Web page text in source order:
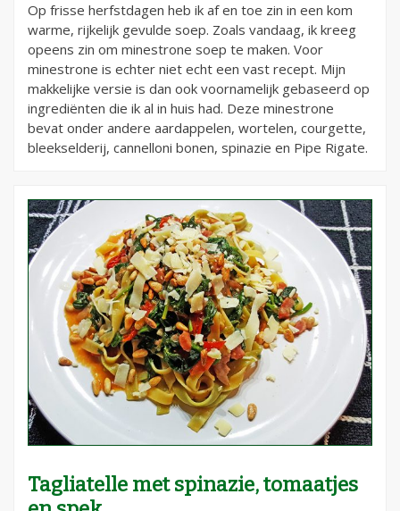
Op frisse herfstdagen heb ik af en toe zin in een kom
warme, rijkelijk gevulde soep. Zoals vandaag, ik kreeg
opeens zin om minestrone soep te maken. Voor
minestrone is echter niet echt een vast recept. Mijn
makkelijke versie is dan ook voornamelijk gebaseerd op
ingrediënten die ik al in huis had. Deze minestrone
bevat onder andere aardappelen, wortelen, courgette,
bleekselderij, cannelloni bonen, spinazie en Pipe Rigate.
Tagliatelle met spinazie, tomaatjes